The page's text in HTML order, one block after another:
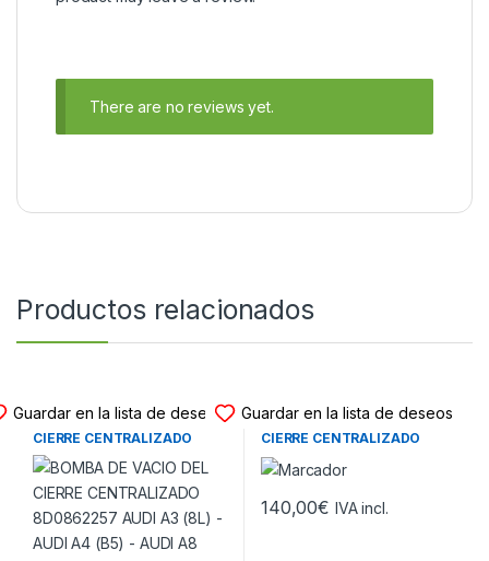
There are no reviews yet.
Productos relacionados
Guardar en la lista de deseos
BOMBA DE VACIO DEL
CIERRE CENTRALIZADO
8D0862257 AUDI A3 (8L) –
AUDI A4 (B5) – AUDI A8 (D2)
(1998-2003)
Guardar en la lista de deseos
BOMBA DE VACIO DEL
CIERRE CENTRALIZADO
8L0862257A AUDI A3 (8L) –
AUDI A4 (B5) – AUDI A8 (D2)
140,00€ IVA incl.